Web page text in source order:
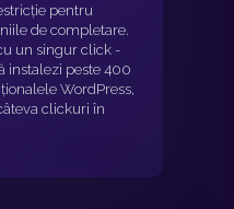
pentru
de completare.
un singur click -
instalezi peste 400
WordPress,
clickuri în